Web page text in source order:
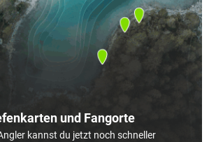
und Fangorte
kannst du jetzt noch schneller